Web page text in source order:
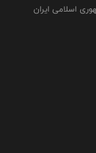
اسلامی ایران